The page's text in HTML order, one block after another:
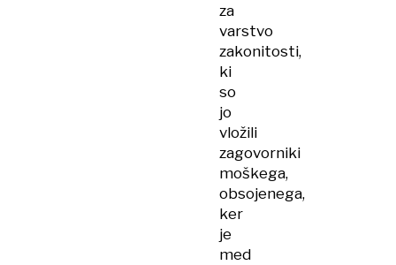
za
varstvo
zakonitosti,
ki
so
jo
vložili
zagovorniki
moškega,
obsojenega,
ker
je
med